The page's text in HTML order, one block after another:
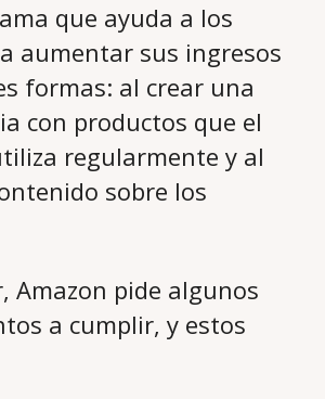
que ayuda a los
aumentar sus ingresos
formas: al crear una
con productos que el
regularmente y al
sobre los
Amazon pide algunos
a cumplir, y estos